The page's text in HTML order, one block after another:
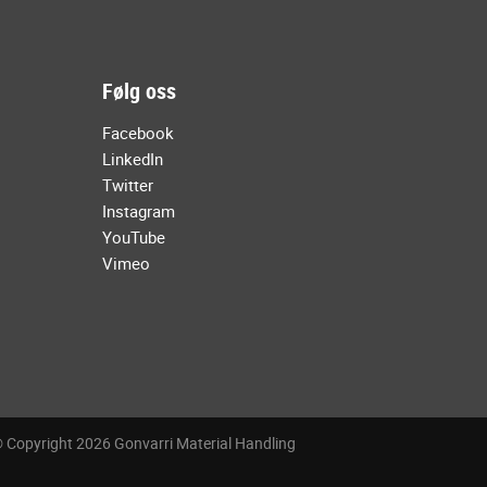
Følg oss
Facebook
LinkedIn
Twitter
Instagram
YouTube
Vimeo
Copyright 2026 Gonvarri Material Handling